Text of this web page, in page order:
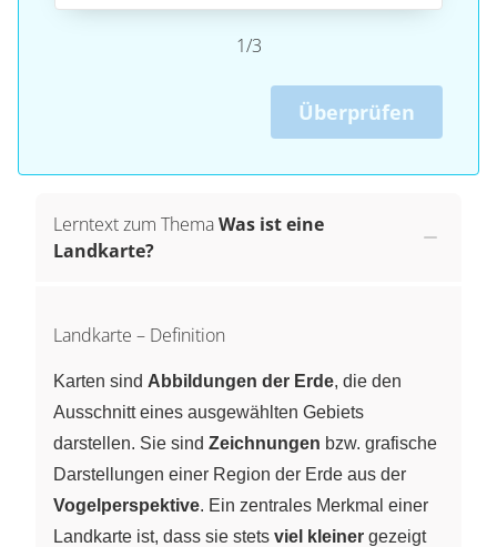
1/3
Überprüfen
Lerntext zum ThemaWas ist eine
Landkarte?
Landkarte – Definition
Karten sind Abbildungen der Erde, die den
Ausschnitt eines ausgewählten Gebiets
darstellen. Sie sind Zeichnungen bzw. grafische
Darstellungen einer Region der Erde aus der
Vogelperspektive. Ein zentrales Merkmal einer
Landkarte ist, dass sie stets viel kleiner gezeigt